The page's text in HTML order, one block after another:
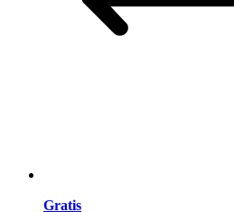
Gratis